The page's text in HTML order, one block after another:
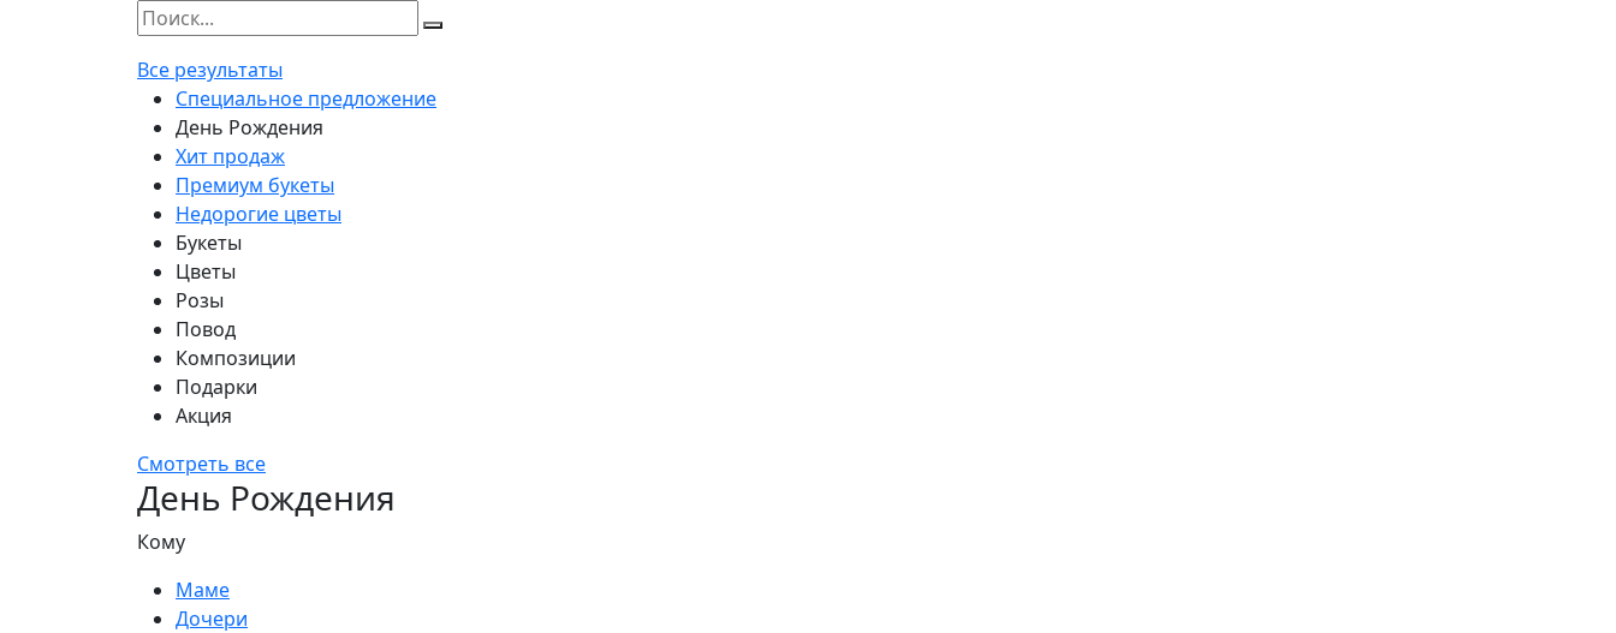
Все результаты
Специальное предложение
День Рождения
Хит продаж
Премиум букеты
Недорогие цветы
Букеты
Цветы
Розы
Повод
Композиции
Подарки
Акция
Смотреть все
День Рождения
Кому
Маме
Дочери